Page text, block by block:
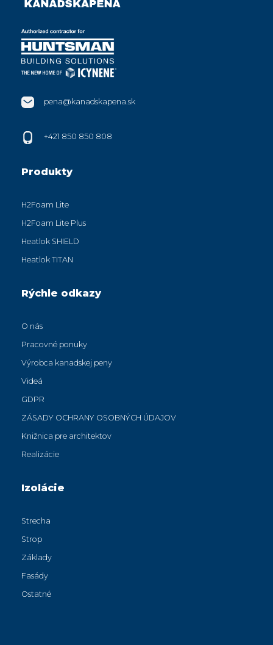
pena@kanadskapena.sk
+421 850 850 808
Produkty
H2Foam Lite
H2Foam Lite Plus
Heatlok SHIELD
Heatlok TITAN
Rýchle odkazy
O nás
Pracovné ponuky
Výrobca kanadskej peny
Videá
GDPR
ZÁSADY OCHRANY OSOBNÝCH ÚDAJOV
Knižnica pre architektov
Realizácie
Izolácie
Strecha
Strop
Základy
Fasády
Ostatné